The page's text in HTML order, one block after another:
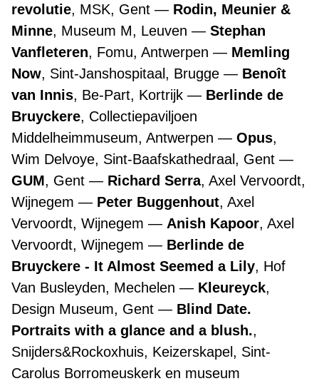
revolutie, MSK, Gent
Rodin, Meunier &
Minne, Museum M, Leuven
Stephan
Vanfleteren, Fomu, Antwerpen
Memling
Now, Sint-Janshospitaal, Brugge
Benoît
van Innis, Be-Part, Kortrijk
Berlinde de
Bruyckere, Collectiepaviljoen
Middelheimmuseum, Antwerpen
Opus,
Wim Delvoye, Sint-Baafskathedraal, Gent
GUM, Gent Richard Serra, Axel Vervoordt,
Wijnegem
Peter Buggenhout, Axel
Vervoordt, Wijnegem
Anish Kapoor, Axel
Vervoordt, Wijnegem
Berlinde de
Bruyckere - It Almost Seemed a Lily, Hof
Van Busleyden, Mechelen
Kleureyck,
Design Museum, Gent
Blind Date.
Portraits with a glance and a blush.,
Snijders&Rockoxhuis, Keizerskapel, Sint-
Carolus Borromeuskerk en museum